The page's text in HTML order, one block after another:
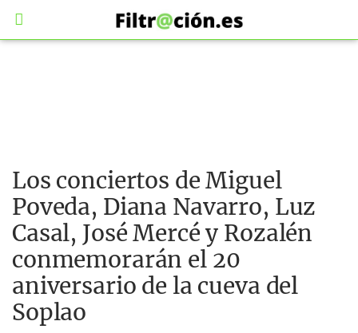
Los conciertos de Miguel
Poveda, Diana Navarro, Luz
Casal, José Mercé y Rozalén
conmemorarán el 20
aniversario de la cueva del
Soplao